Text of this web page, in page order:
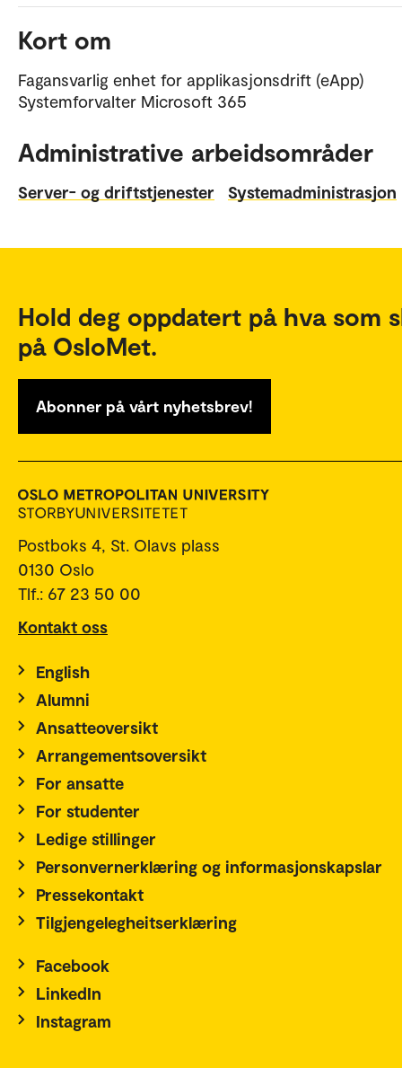
Kort om
Fagansvarlig enhet for applikasjonsdrift (eApp)
Systemforvalter Microsoft 365
Administrative arbeidsområder
Server- og driftstjenester Systemadministrasjon
Hold deg oppdatert på hva som
på OsloMet.
Abonner på vårt nyhetsbrev!
Postboks 4, St. Olavs plass
0130 Oslo
Tlf.: 67 23 50 00
Kontakt oss
English
Alumni
Ansatteoversikt
Arrangementsoversikt
For ansatte
For studenter
Ledige stillinger
Personvernerklæring og informasjonskapslar
Pressekontakt
Tilgjengelegheitserklæring
Facebook
LinkedIn
Instagram